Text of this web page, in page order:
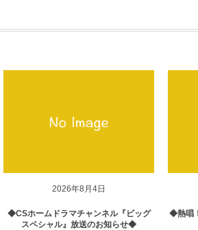
2026年8月4日
◆CSホームドラマチャンネル『ビッグ
スペシャル』放送のお知らせ◆
◆熱唱